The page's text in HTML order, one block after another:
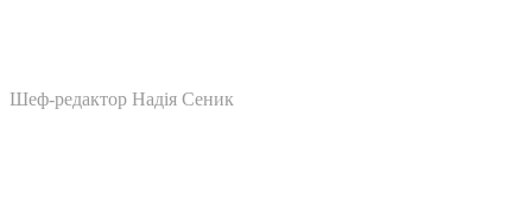
Шеф-редактор Надія Сеник